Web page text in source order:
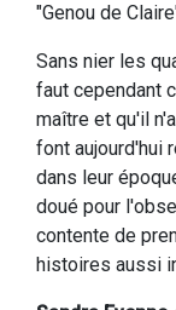
"Genou de
Sans nier les
faut cependant
maître et qu'il
font aujourd'hui
dans leur
doué pour
contente de
histoires aussi